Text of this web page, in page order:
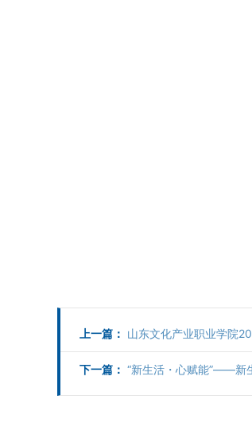
上一篇： 山东文化产业职业学院
下一篇： “新生活・心赋能”——新